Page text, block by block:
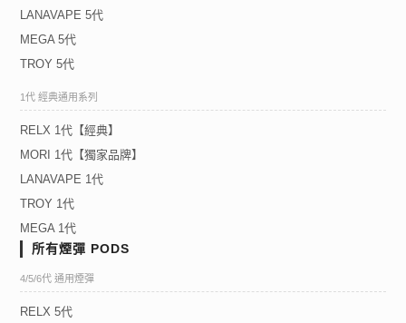
LANAVAPE 5代
MEGA 5代
TROY 5代
1代 經典通用系列
RELX 1代【經典】
MORI 1代【獨家品牌】
LANAVAPE 1代
TROY 1代
MEGA 1代
所有煙彈 PODS
4/5/6代 通用煙彈
RELX 5代